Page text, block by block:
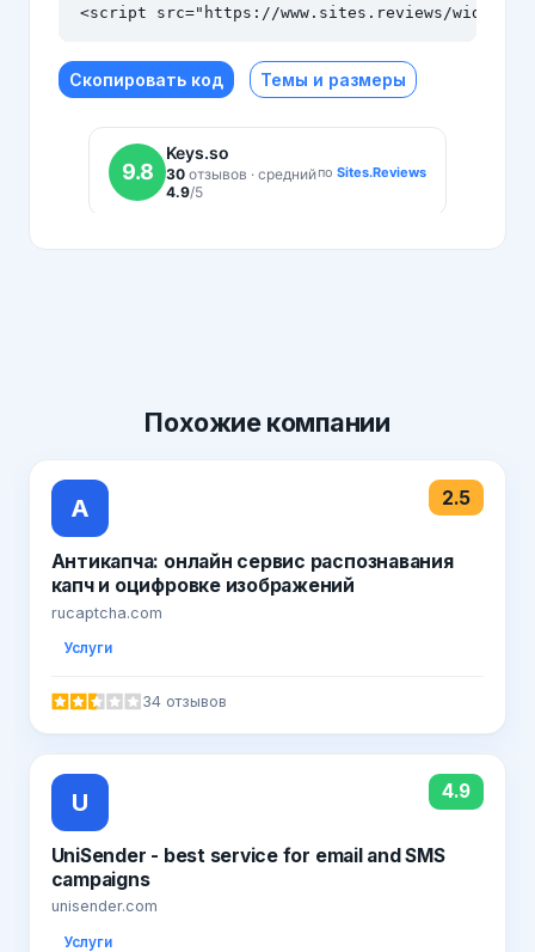
<script src="https://www.sites.reviews/
Скопировать код Темы и размеры
Похожиекомпании
А 2.5
Антикапча: онлайн сервис распознавания
капч и оцифровке изображений
rucaptcha.com
Услуги
34 отзывов
U 4.9
UniSender - best service for email and SMS
campaigns
unisender.com
Услуги